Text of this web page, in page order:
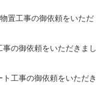
置工事の御依頼をいただ
事の御依頼をいただきまし
工事の御依頼をいただき